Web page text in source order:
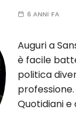
6 ANNI FA
Auguri a
è facile
politica
professione.
Quotidiani